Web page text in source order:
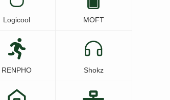
Logicool MOFT
RENPHO Shokz